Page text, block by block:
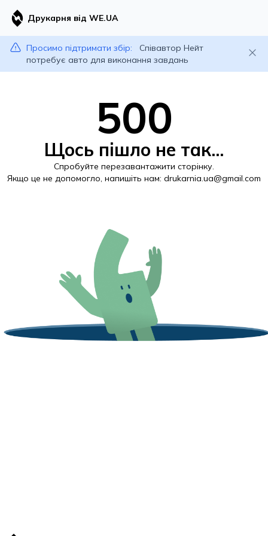
Друкарня від WE.UA
Просимо підтримати збір:
Співавтор Нейт
потребує авто для виконання завдань
500
Щось пішло не так...
Спробуйте перезавантажити сторінку.
Якщо це не допомогло, напишіть нам: drukarnia.ua@gmail.com